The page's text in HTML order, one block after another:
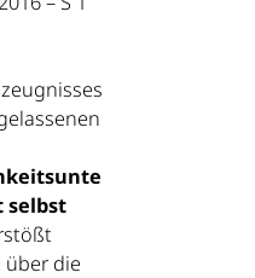
selbst
über die